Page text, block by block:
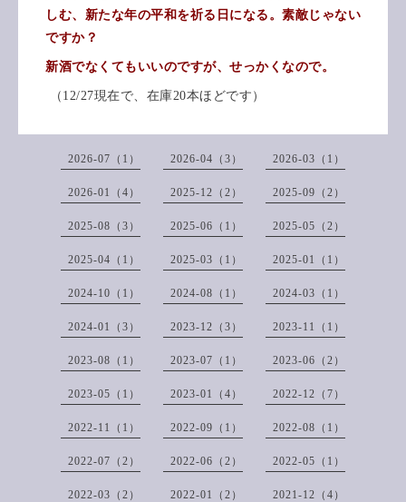
しむ、新たな年の平和を祈る日になる。素敵じゃない
ですか？
新酒でなくてもいいのですが、せっかくなので。
（12/27現在で、在庫20本ほどです）
2026-07（1） 2026-04（3） 2026-03（1）
2026-01（4） 2025-12（2） 2025-09（2）
2025-08（3） 2025-06（1） 2025-05（2）
2025-04（1） 2025-03（1） 2025-01（1）
2024-10（1） 2024-08（1） 2024-03（1）
2024-01（3） 2023-12（3） 2023-11（1）
2023-08（1） 2023-07（1） 2023-06（2）
2023-05（1） 2023-01（4） 2022-12（7）
2022-11（1） 2022-09（1） 2022-08（1）
2022-07（2） 2022-06（2） 2022-05（1）
2022-03（2） 2022-01（2） 2021-12（4）